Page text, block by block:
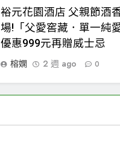
裕元花園酒店 父親節酒
場!「父愛窖藏．單一純
優惠999元再贈威士忌
榕嫻
2 週 ago 0